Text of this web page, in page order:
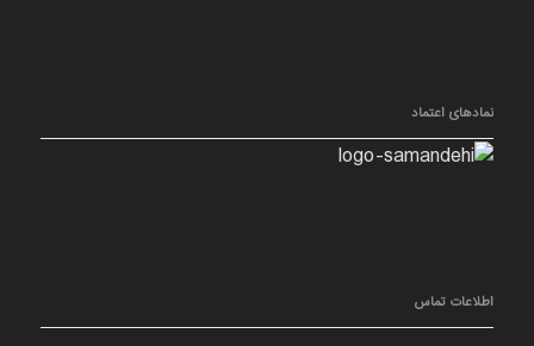
نمادهای اعتماد
اطلاعات تماس